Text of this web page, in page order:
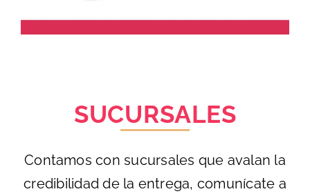
SUCURSALES
Contamos con sucursales que avalan la
credibilidad de la entrega, comunícate a